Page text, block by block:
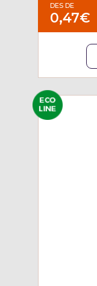
DES DE
0,47€